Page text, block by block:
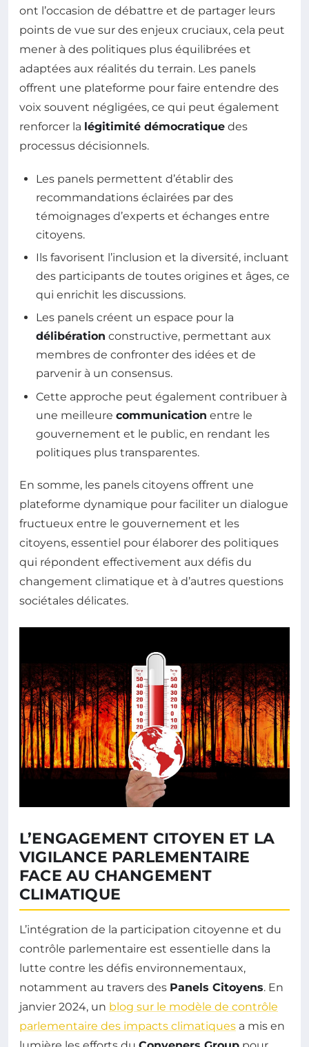
ont l’occasion de débattre et de partager leurs
points de vue sur des enjeux cruciaux, cela peut
mener à des politiques plus équilibrées et
adaptées aux réalités du terrain. Les panels
offrent une plateforme pour faire entendre des
voix souvent négligées, ce qui peut également
renforcer la légitimité démocratique des
processus décisionnels.
Les panels permettent d’établir des
recommandations éclairées par des
témoignages d’experts et échanges entre
citoyens.
Ils favorisent l’inclusion et la diversité, incluant
des participants de toutes origines et âges, ce
qui enrichit les discussions.
Les panels créent un espace pour la
délibération constructive, permettant aux
membres de confronter des idées et de
parvenir à un consensus.
Cette approche peut également contribuer à
une meilleure communication entre le
gouvernement et le public, en rendant les
politiques plus transparentes.
En somme, les panels citoyens offrent une
plateforme dynamique pour faciliter un dialogue
fructueux entre le gouvernement et les
citoyens, essentiel pour élaborer des politiques
qui répondent effectivement aux défis du
changement climatique et à d’autres questions
sociétales délicates.
L’ENGAGEMENT CITOYEN ET LA
VIGILANCE PARLEMENTAIRE
FACE AU CHANGEMENT
CLIMATIQUE
L’intégration de la participation citoyenne et du
contrôle parlementaire est essentielle dans la
lutte contre les défis environnementaux,
notamment au travers des Panels Citoyens. En
janvier 2024, un blog sur le modèle de contrôle
parlementaire des impacts climatiques a mis en